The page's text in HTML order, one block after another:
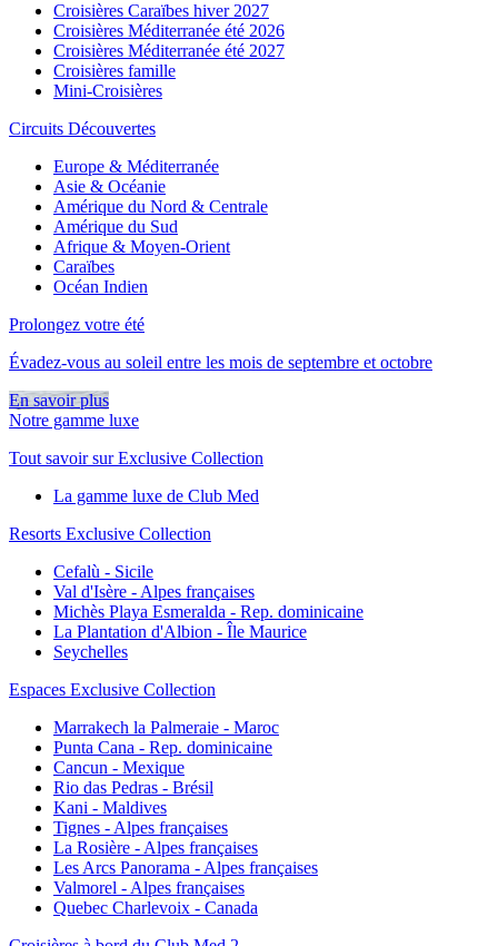
Croisières Caraïbes hiver 2027
Croisières Méditerranée été 2026
Croisières Méditerranée été 2027
Croisières famille
Mini-Croisières
Circuits Découvertes
Europe & Méditerranée
Asie & Océanie
Amérique du Nord & Centrale
Amérique du Sud
Afrique & Moyen-Orient
Caraïbes
Océan Indien
Prolongez votre été
Évadez-vous au soleil entre les mois de septembre et octobre
En savoir plus
Notre gamme luxe
Tout savoir sur Exclusive Collection
La gamme luxe de Club Med
Resorts Exclusive Collection
Cefalù - Sicile
Val d'Isère - Alpes françaises
Michès Playa Esmeralda - Rep. dominicaine
La Plantation d'Albion - Île Maurice
Seychelles
Espaces Exclusive Collection
Marrakech la Palmeraie - Maroc
Punta Cana - Rep. dominicaine
Cancun - Mexique
Rio das Pedras - Brésil
Kani - Maldives
Tignes - Alpes françaises
La Rosière - Alpes françaises
Les Arcs Panorama - Alpes françaises
Valmorel - Alpes françaises
Quebec Charlevoix - Canada